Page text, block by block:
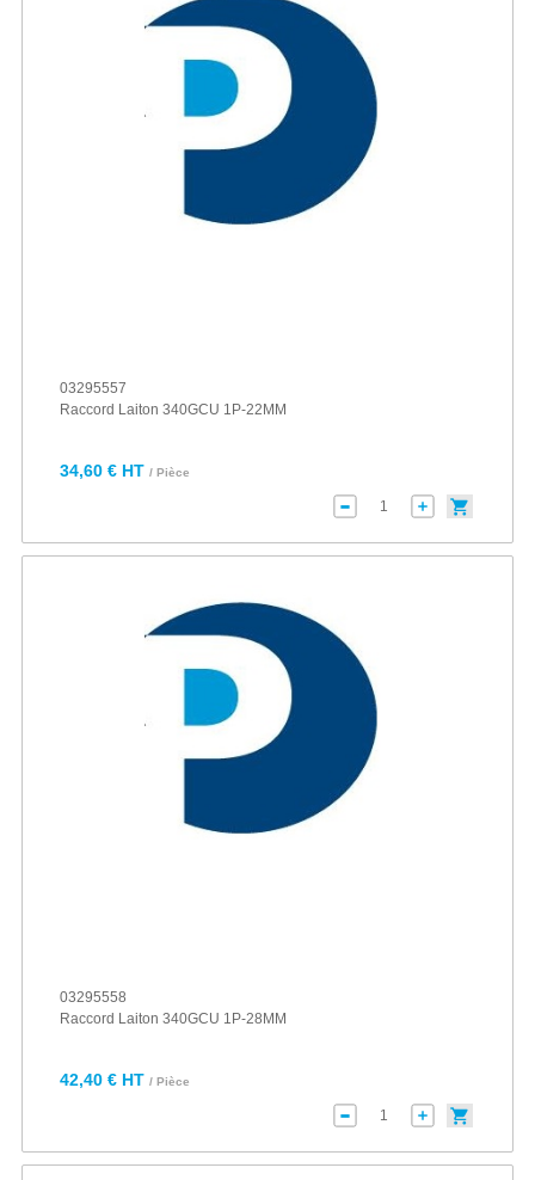
03295557
Raccord Laiton 340GCU 1P-22MM
34,60 € HT / Pièce
03295558
Raccord Laiton 340GCU 1P-28MM
42,40 € HT / Pièce